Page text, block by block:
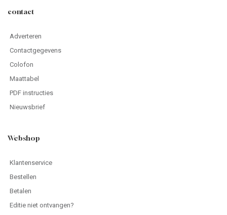
contact
Adverteren
Contactgegevens
Colofon
Maattabel
PDF instructies
Nieuwsbrief
Webshop
Klantenservice
Bestellen
Betalen
Editie niet ontvangen?